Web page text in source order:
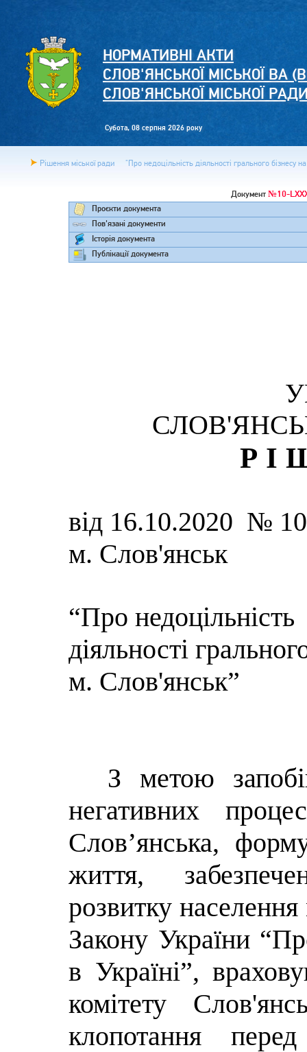
НОРМАТИВНІ АКТИ
СЛОВ'ЯНСЬКОЇ МІСЬКОЇ ВА
СЛОВ'ЯНСЬКОЇ МІСЬКОЇ
Субота, 08 серпня 2026 року
Рішення міської ради "Про недоцільність діяльності грального
Документ№10-
Проєкти документа
Пов'язані документи
Історія документа
Публікації документа
від 16.10.2020 №
м. Слов'янськ
“Про недоцільність
діяльності
м. Слов'янськ”
З метою
негативних
Слов’янська,
життя,
розвитку
Закону України
в Україні”,
комітету
клопотання